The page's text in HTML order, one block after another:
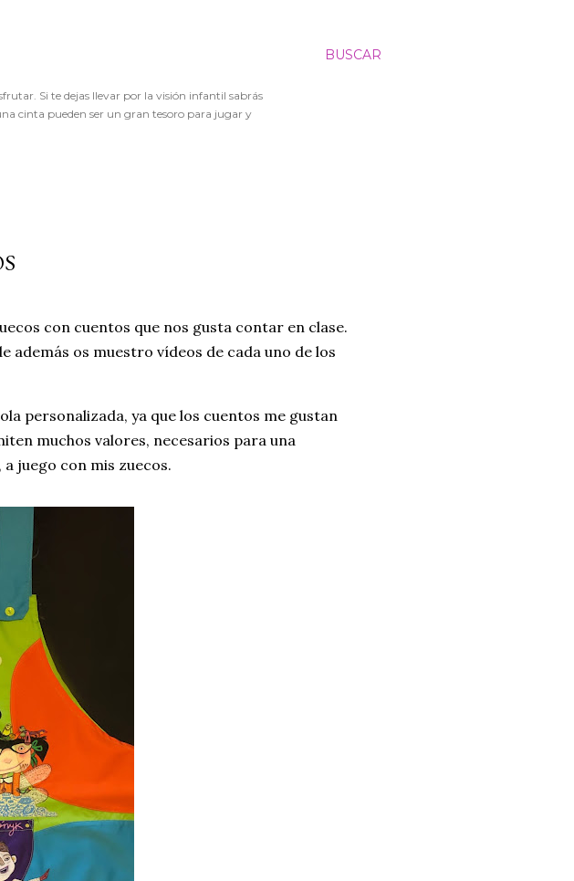
BUSCAR
Si te dejas llevar por la visión infantil sabrás
cinta pueden ser un gran tesoro para jugar y
con cuentos que nos gusta contar en clase.
además os muestro vídeos de cada uno de los
personalizada, ya que los cuentos me gustan
muchos valores, necesarios para una
juego con mis zuecos.